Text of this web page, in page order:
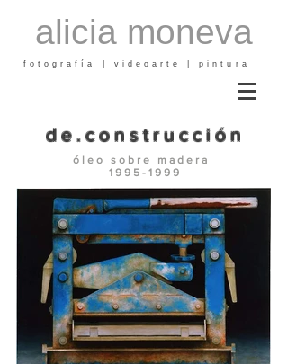
alicia moneva
fotografía | videoarte | pintura
d e . c o n s t r u c c i ó n
ó l e o s o b r e m a d e r a
1 9 9 5 - 1 9 9 9